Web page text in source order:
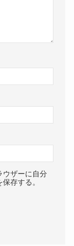
ウザーに自分
存する。